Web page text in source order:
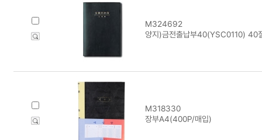
M324692
양지)금전출납부40(YSC0110) 40
M318330
장부A4(400P/매입)